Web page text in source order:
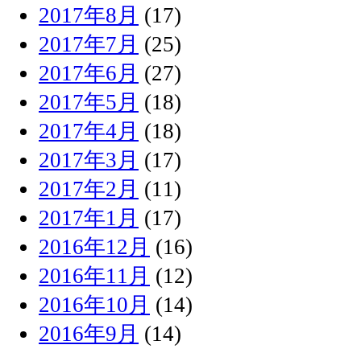
2017年8月 (17)
2017年7月 (25)
2017年6月 (27)
2017年5月 (18)
2017年4月 (18)
2017年3月 (17)
2017年2月 (11)
2017年1月 (17)
2016年12月 (16)
2016年11月 (12)
2016年10月 (14)
2016年9月 (14)